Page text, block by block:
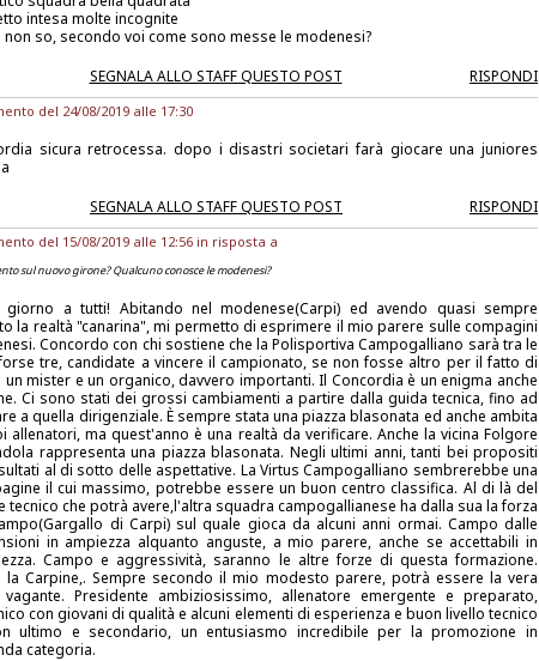
intesa molte incognite
non so, secondo voi come sono messe le modenesi?
SEGNALA ALLO STAFF QUESTO POST
RISPONDI
del 24/08/2019 alle 17:30
sicura retrocessa. dopo i disastri societari farà giocare una juniores
SEGNALA ALLO STAFF QUESTO POST
RISPONDI
del 15/08/2019 alle 12:56 in risposta a
sul nuovo girone? Qualcuno conosce le modenesi?
giorno a tutti! Abitando nel modenese(Carpi) ed avendo quasi sempre
la realtà "canarina", mi permetto di esprimere il mio parere sulle compagini
Concordo con chi sostiene che la Polisportiva Campogalliano sarà tra le
tre, candidate a vincere il campionato, se non fosse altro per il fatto di
un mister e un organico, davvero importanti. Il Concordia è un enigma anche
Ci sono stati dei grossi cambiamenti a partire dalla guida tecnica, fino ad
a quella dirigenziale. È sempre stata una piazza blasonata ed anche ambita
allenatori, ma quest'anno è una realtà da verificare. Anche la vicina Folgore
rappresenta una piazza blasonata. Negli ultimi anni, tanti bei propositi
al di sotto delle aspettative. La Virtus Campogalliano sembrerebbe una
il cui massimo, potrebbe essere un buon centro classifica. Al di là del
tecnico che potrà avere,l'altra squadra campogallianese ha dalla sua la forza
di Carpi) sul quale gioca da alcuni anni ormai. Campo dalle
in ampiezza alquanto anguste, a mio parere, anche se accettabili in
Campo e aggressività, saranno le altre forze di questa formazione.
la Carpine,. Sempre secondo il mio modesto parere, potrà essere la vera
vagante. Presidente ambiziosissimo, allenatore emergente e preparato,
con giovani di qualità e alcuni elementi di esperienza e buon livello tecnico
ultimo e secondario, un entusiasmo incredibile per la promozione in
categoria.